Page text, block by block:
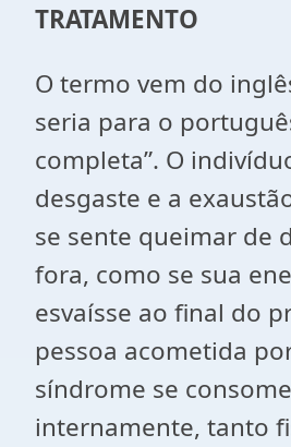
TRATAMENTO
O termo vem do
seria para o
completa”. O
desgaste e a
se sente queimar de
fora, como se sua
esvaísse ao final do
pessoa acometida
síndrome se consome
internamente, tanto